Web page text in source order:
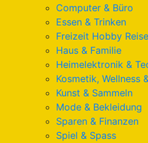
Computer & Büro
Essen & Trinken
Freizeit Hobby
Haus & Familie
Heimelektronik &
Kosmetik, Wellness
Kunst & Sammeln
Mode & Bekleidung
Sparen & Finanzen
Spiel & Spass